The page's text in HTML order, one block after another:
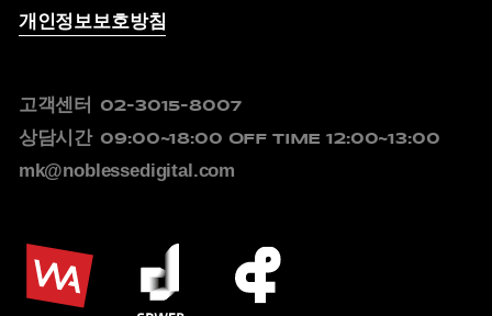
개인정보보호방침
고객센터 02-3015-8007
상담시간 09:00~18:00 OFF TIME 12:00~13:00
mk@noblessedigital.com